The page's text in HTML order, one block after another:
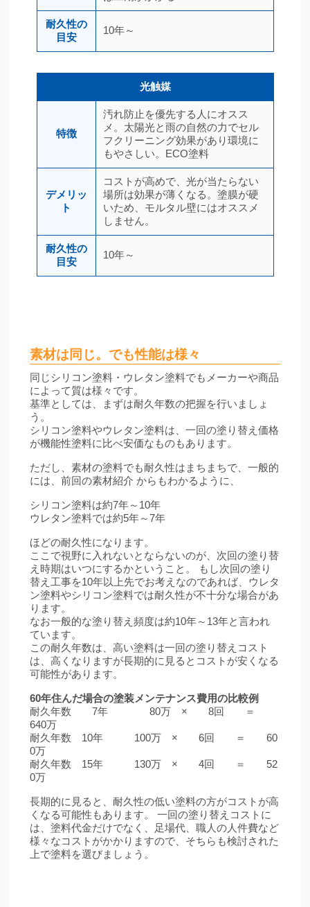
耐久性の
目安
10年～
光触媒
特徴
汚れ防止を優先する人にオスス
メ。太陽光と雨の自然の力でセル
フクリーニング効果があり環境に
もやさしい。ECO塗料
デメリッ
ト
コストが高めで、光が当たらない
場所は効果が薄くなる。塗膜が硬
いため、モルタル壁にはオススメ
しません。
耐久性の
目安
10年～
素材は同じ。でも性能は様々
同じシリコン塗料・ウレタン塗料でもメーカーや商品
によって質は様々です。
基準としては、まずは耐久年数の把握を行いましょ
う。
シリコン塗料やウレタン塗料は、一回の塗り替え価格
が機能性塗料に比べ安価なものもあります。
ただし、素材の塗料でも耐久性はまちまちで、一般的
には、前回の素材紹介 からもわかるように、
シリコン塗料は約7年～10年
ウレタン塗料では約5年～7年
ほどの耐久性になります。
ここで視野に入れないとならないのが、次回の塗り替
え時期はいつにするかということ。 もし次回の塗り
替え工事を10年以上先でお考えなのであれば、ウレタ
ン塗料やシリコン塗料では耐久性が不十分な場合があ
ります。
なお一般的な塗り替え頻度は約10年～13年と言われ
ています。
この耐久年数は、高い塗料は一回の塗り替えコスト
は、高くなりますが長期的に見るとコストが安くなる
可能性があります。
60年住んだ場合の塗装メンテナンス費用の比較例
耐久年数 7年 80万 × 8回 ＝
640万
耐久年数 10年 100万 × 6回 ＝ 60
0万
耐久年数 15年 130万 × 4回 ＝ 52
0万
長期的に見ると、耐久性の低い塗料の方がコストが高
くなる可能性もあります。 一回の塗り替えコストに
は、塗料代金だけでなく、足場代、職人の人件費など
様々なコストがかかりますので、そちらも検討された
上で塗料を選びましょう。